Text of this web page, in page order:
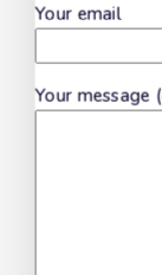
Your email
Your message